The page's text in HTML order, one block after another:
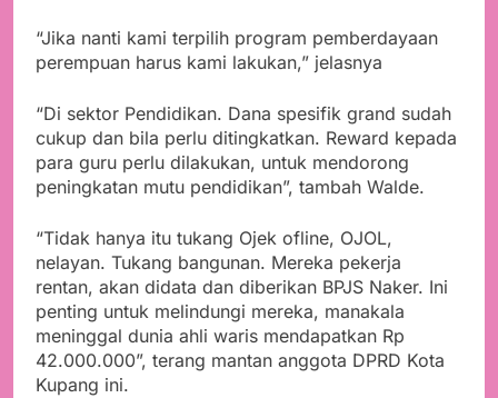
“Jika nanti kami terpilih program pemberdayaan
perempuan harus kami lakukan,” jelasnya
“Di sektor Pendidikan. Dana spesifik grand sudah
cukup dan bila perlu ditingkatkan. Reward kepada
para guru perlu dilakukan, untuk mendorong
peningkatan mutu pendidikan”, tambah Walde.
“Tidak hanya itu tukang Ojek ofline, OJOL,
nelayan. Tukang bangunan. Mereka pekerja
rentan, akan didata dan diberikan BPJS Naker. Ini
penting untuk melindungi mereka, manakala
meninggal dunia ahli waris mendapatkan Rp
42.000.000”, terang mantan anggota DPRD Kota
Kupang ini.